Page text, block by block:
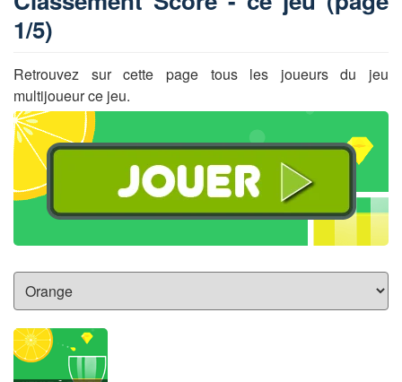
1/5)
Retrouvez sur cette page tous les joueurs du jeu
multijoueur ce jeu.